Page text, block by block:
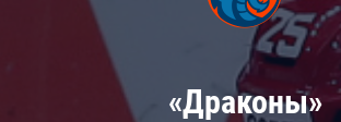
«Драконы»